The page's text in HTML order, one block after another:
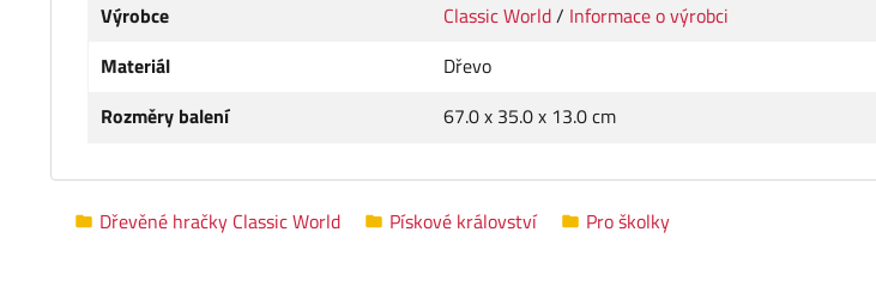
Výrobce
Classic World/ Informace o výrobci
Materiál
Dřevo
Rozměry balení
67.0 x 35.0 x 13.0 cm
Dřevěné hračky Classic World Pískové království Pro školky